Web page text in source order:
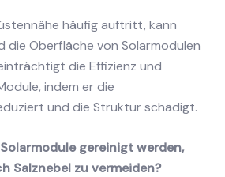
häufig auftritt, kann
die Oberfläche von Solarmodulen
die Effizienz und
indem er die
und die Struktur schädigt.
gereinigt werden,
Salznebel zu vermeiden?